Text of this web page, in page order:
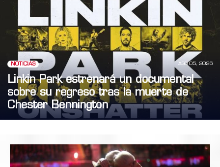
NOTICIAS AGO 05, 2026
Linkin Park estrenará un documental
sobre su regreso tras la muerte de
Chester Bennington